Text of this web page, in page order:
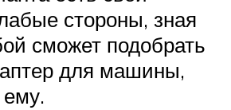
стороны, зная
сможет подобрать
для машины,